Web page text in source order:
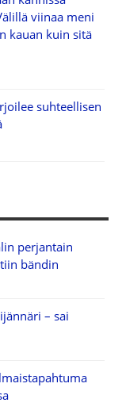
viinaa meni
kauan kuin sitä
suhteellisen
perjantain
bändin
– sai